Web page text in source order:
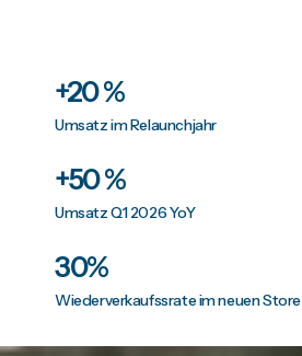
+20 %
Umsatz im Relaunchjahr
+50 %
Umsatz Q1 2026 YoY
30%
Wiederverkaufssrate im neuen Store